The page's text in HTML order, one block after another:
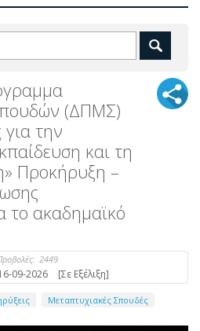
(ΔΠΜΣ)
για την
και τη
Προκήρυξη –
το ακαδημαϊκό
2449
09-2026 [Σε Εξέλιξη]
Μεταπτυχιακές Σπουδές